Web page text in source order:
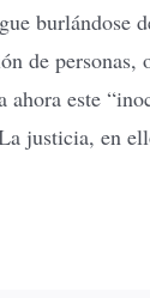
burlándose
de
este
justicia, en